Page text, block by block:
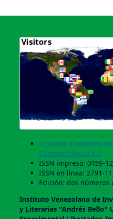
Creative Commons
CompartirIgual 4.0
ISSN impreso: 0459-
ISSN en línea: 2791-
Edición: dos números
Instituto Venezolano de
y Literarias "Andrés Bello"